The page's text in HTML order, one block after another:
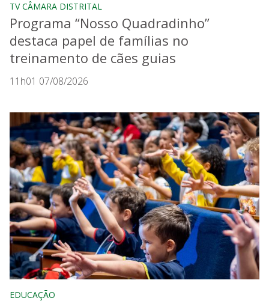
TV CÂMARA DISTRITAL
Programa “Nosso Quadradinho”
destaca papel de famílias no
treinamento de cães guias
11h01 07/08/2026
EDUCAÇÃO